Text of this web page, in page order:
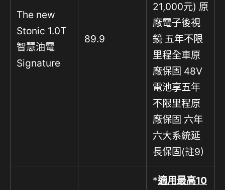
The new
Stonic 1.0T
智慧油電
Signature
89.9
21,000元) 原
廠電子後視
鏡 五年不限
里程全車原
廠保固 48V
電池享五年
不限里程原
廠保固 六年
六大系統延
長保固(註9)
*適用最高10